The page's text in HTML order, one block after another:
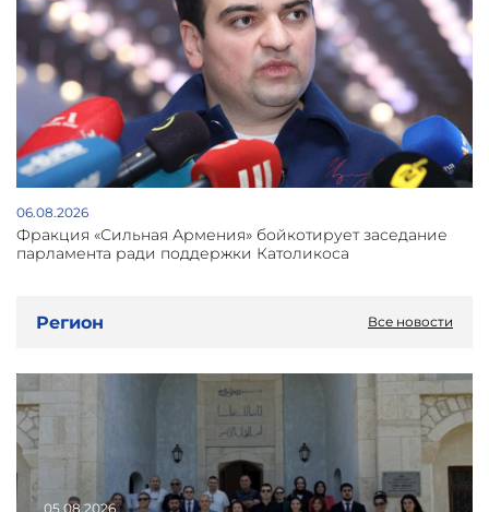
06.08.2026
Фракция «Сильная Армения» бойкотирует заседание
парламента ради поддержки Католикоса
Регион Все новости
05.08.2026